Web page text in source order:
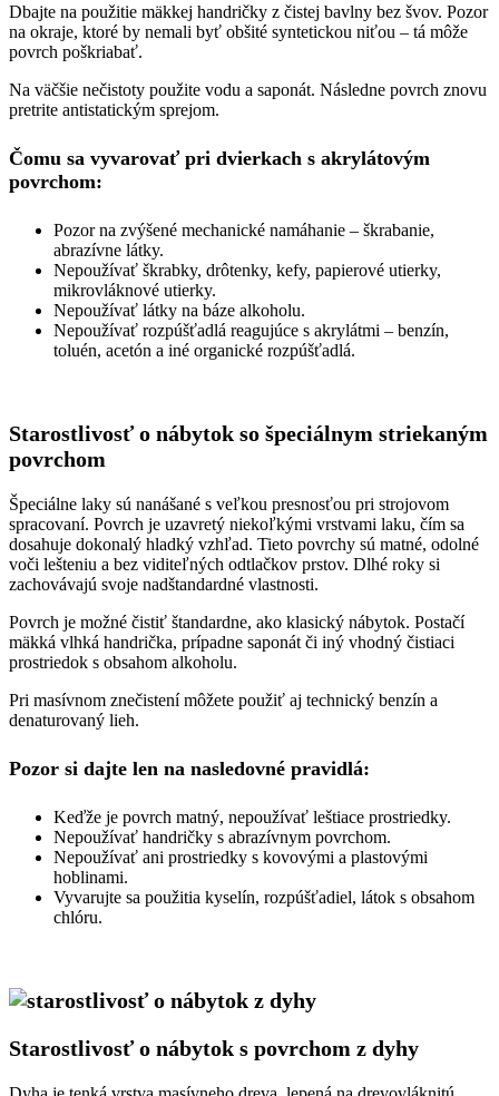
Dbajte na použitie mäkkej handričky z čistej bavlny bez švov. Pozor
na okraje, ktoré by nemali byť obšité syntetickou niťou – tá môže
povrch poškriabať.
Na väčšie nečistoty použite vodu a saponát. Následne povrch znovu
pretrite antistatickým sprejom.
Čomu sa vyvarovať pri dvierkach s akrylátovým
povrchom:
Pozor na zvýšené mechanické namáhanie – škrabanie,
abrazívne látky.
Nepoužívať škrabky, drôtenky, kefy, papierové utierky,
mikrovláknové utierky.
Nepoužívať látky na báze alkoholu.
Nepoužívať rozpúšťadlá reagujúce s akrylátmi – benzín,
toluén, acetón a iné organické rozpúšťadlá.
Starostlivosť o nábytok so špeciálnym striekaným
povrchom
Špeciálne laky sú nanášané s veľkou presnosťou pri strojovom
spracovaní. Povrch je uzavretý niekoľkými vrstvami laku, čím sa
dosahuje dokonalý hladký vzhľad. Tieto povrchy sú matné, odolné
voči lešteniu a bez viditeľných odtlačkov prstov. Dlhé roky si
zachovávajú svoje nadštandardné vlastnosti.
Povrch je možné čistiť štandardne, ako klasický nábytok. Postačí
mäkká vlhká handrička, prípadne saponát či iný vhodný čistiaci
prostriedok s obsahom alkoholu.
Pri masívnom znečistení môžete použiť aj technický benzín a
denaturovaný lieh.
Pozor si dajte len na nasledovné pravidlá:
Keďže je povrch matný, nepoužívať leštiace prostriedky.
Nepoužívať handričky s abrazívnym povrchom.
Nepoužívať ani prostriedky s kovovými a plastovými
hoblinami.
Vyvarujte sa použitia kyselín, rozpúšťadiel, látok s obsahom
chlóru.
Starostlivosť o nábytok s povrchom z dyhy